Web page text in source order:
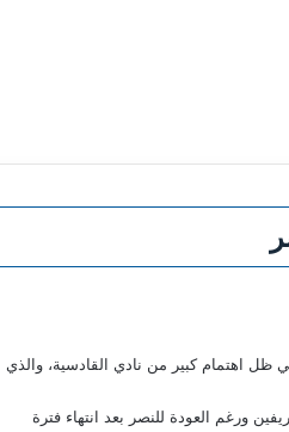
ظل اهتمام كبير من نادي القادسية، والذي
ورغم العودة للنصر بعد انتهاء فترة